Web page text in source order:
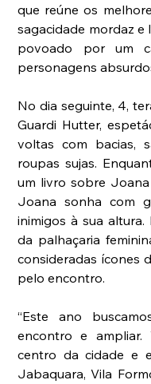
que reúne os
sagacidade mordaz
povoado por um
personagens
No dia seguinte, 4,
Guardi Hutter,
voltas com bacias,
roupas sujas.
um livro sobre
Joana sonha com
inimigos à sua
da palhaçaria
consideradas ícones
pelo encontro.
“Este ano
encontro e ampliar.
centro da cidade e
Jabaquara, Vila